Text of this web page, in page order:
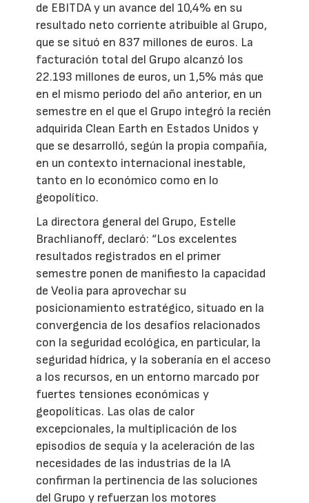
de EBITDA y un avance del 10,4% en su
resultado neto corriente atribuible al Grupo,
que se situó en 837 millones de euros. La
facturación total del Grupo alcanzó los
22.193 millones de euros, un 1,5% más que
en el mismo periodo del año anterior, en un
semestre en el que el Grupo integró la recién
adquirida Clean Earth en Estados Unidos y
que se desarrolló, según la propia compañía,
en un contexto internacional inestable,
tanto en lo económico como en lo
geopolítico.
La directora general del Grupo, Estelle
Brachlianoff, declaró: “Los excelentes
resultados registrados en el primer
semestre ponen de manifiesto la capacidad
de Veolia para aprovechar su
posicionamiento estratégico, situado en la
convergencia de los desafíos relacionados
con la seguridad ecológica, en particular, la
seguridad hídrica, y la soberanía en el acceso
a los recursos, en un entorno marcado por
fuertes tensiones económicas y
geopolíticas. Las olas de calor
excepcionales, la multiplicación de los
episodios de sequía y la aceleración de las
necesidades de las industrias de la IA
confirman la pertinencia de las soluciones
del Grupo y refuerzan los motores